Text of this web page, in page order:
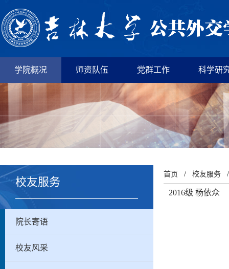
学院概况 师资队伍 党群工作 科学研
校友服务
院长寄语
校友风采
首页 / 校友服务
2016级 杨依众